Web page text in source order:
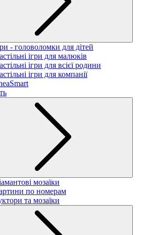
- головоломки для дітей
ігри для малюків
ігри для всієї родини
ігри для компанії
мозаїки
по номерам
та мозаїки